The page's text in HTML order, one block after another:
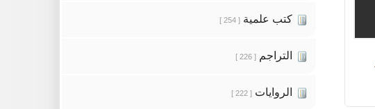
كتب علمية [ 254 ]
التراجم [ 226 ]
الروايات [ 222 ]